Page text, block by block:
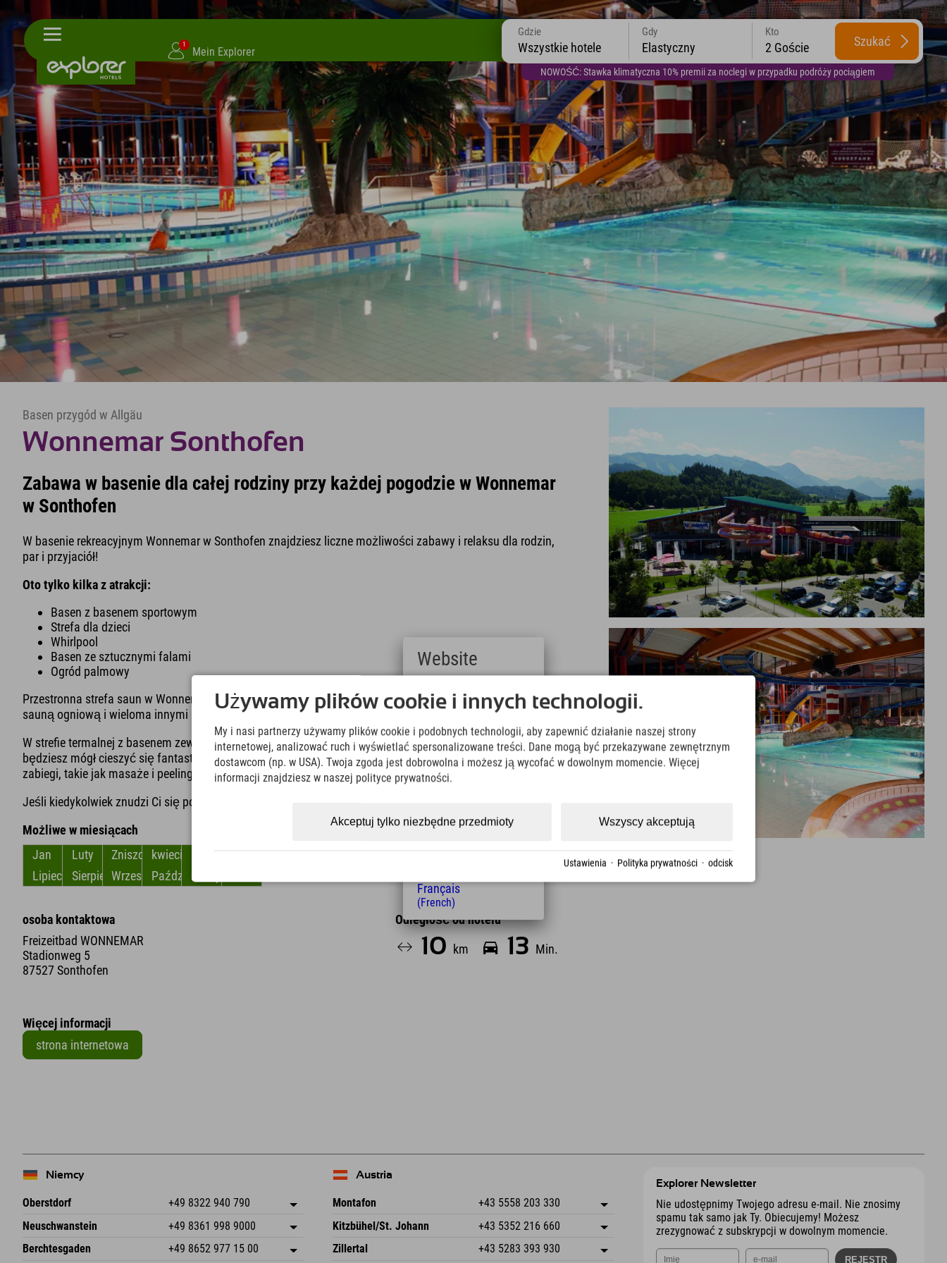
1
Mein Explorer
NOWOŚĆ: Stawka klimatyczna 10% premii za noclegi w przypadku podróży pociągiem
Gdzie
Wszystkie hotele
Gdy
Elastyczny
Kto
2 Goście Szukać
Basen przygód w Allgäu
Wonnemar Sonthofen
Zabawa w basenie dla całej rodziny przy każdej pogodzie w Wonnemar
w Sonthofen
W basenie rekreacyjnym Wonnemar w Sonthofen znajdziesz liczne możliwości zabawy i relaksu dla rodzin,
par i przyjaciół!
Oto tylko kilka z atrakcji:
Basen z basenem sportowym
Strefa dla dzieci
Whirlpool
Basen ze sztucznymi falami
Ogród palmowy
Przestronna strefa saun w Wonnemar w Allgäu z kącikiem kominkowym, kamienną wanną, sauną fińską,
sauną ogniową i wieloma innymi udogodnieniami zapewni Ci relaks, którego potrzebujesz.
W strefie termalnej z basenem zewnętrznym nie tylko znajdziesz doskonały relaks, ale także, jako atrakcję,
będziesz mógł cieszyć się fantastycznym widokiem na góry Allgäu. Można również zarezerwować różne
zabiegi, takie jak masaże i peelingi, aby naprawdę rozpieścić swoje ciało.
Jeśli kiedykolwiek znudzi Ci się pobyt w Explorer Hotel Neuschwanstein, do Wonnemar dotrzesz w 35 minut.
Możliwe w miesiącach
Jan
Luty Zniszczyćkwiecień
Lipiec
SierpieńWrzesieńPaździernikListopad
osoba kontaktowa
Freizeitbad WONNEMAR
Stadionweg 5
87527 Sonthofen
Odległość od hotelu
10 km 13 Min.
Więcej informacji
strona internetowa
Niemcy
Oberstdorf +49 8322 940 790
An der Breitach 3
Niemcy
Zapisz adres
Książka
Neuschwanstein +49 8361 998 9000
An der Riese 45
87484 Nesselwang im Allgäu
Zapisz adres
Berchtesgaden +49 8652 977 15 00
Austria
Montafon +43 5558 203 330
Dorfstr. 127b
6793 Gaschurn/Montafon
Austria
Zapisz adres
Książka
Kitzbühel/St. Johann +43 5352 216 660
Speckbacherstraße 87
Zapisz adres
Zillertal +43 5283 393 930
Explorer Newsletter
Nie udostępnimy Twojego adresu e-mail. Nie znosimy
spamu tak samo jak Ty. Obiecujemy! Możesz
zrezygnować z subskrypcji w dowolnym momencie.
Używamy plików cookie i innych technologii.
My i nasi partnerzy używamy plików cookie i podobnych technologii, aby zapewnić działanie naszej strony
internetowej, analizować ruch i wyświetlać spersonalizowane treści. Dane mogą być przekazywane zewnętrznym
dostawcom (np. w USA). Twoja zgoda jest dobrowolna i możesz ją wycofać w dowolnym momencie. Więcej
informacji znajdziesz w naszej polityce prywatności.
Wszyscy akceptują
Akceptuj tylko niezbędne przedmioty
Ustawienia · Polityka prywatności · odcisk
Website
Deutsch
(German)
(English)
Italiano
(Italian)
Čeština
(Polish)
Magyar
Français
(French)